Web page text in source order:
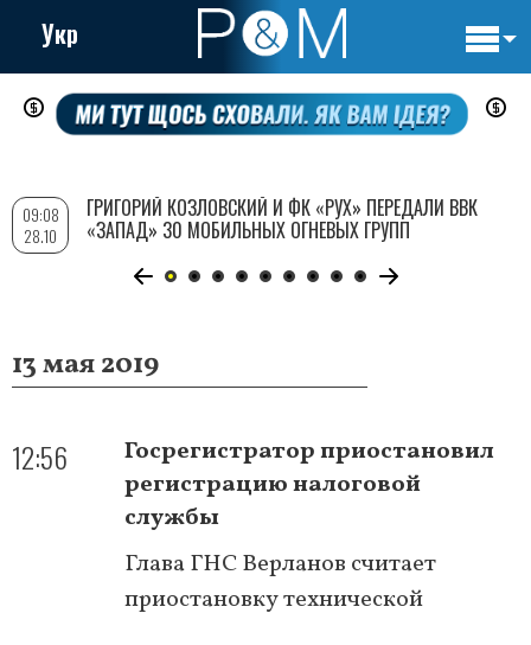
Перейти
содержанию
Укр
13 мая 2019
12:56
Госрегистратор приостановил
регистрацию налоговой
службы
Глава ГНС Верланов считает
приостановку технической
09:08
28.10
ГРИГОРИЙ КОЗЛОВСКИЙ И ФК «РУХ» ПЕРЕДАЛИ ВВК
«ЗАПАД» 30 МОБИЛЬНЫХ ОГНЕВЫХ ГРУПП